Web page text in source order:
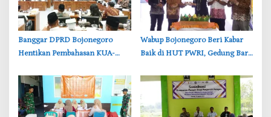
‎Banggar DPRD Bojonegoro
Hentikan Pembahasan KUA-
Tuai Penolakan
‎Wabup Bojonegoro Beri Kabar
Baik di HUT PWRI, Gedung Baru